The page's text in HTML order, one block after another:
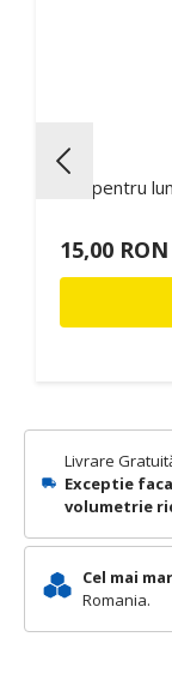
Livrare
Exceptie
volumetrie
Cel mai
Romania.
Fitil pentru
15,00 RON